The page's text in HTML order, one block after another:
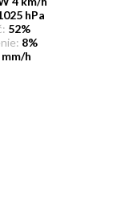
hPa
52%
8%
mm/h